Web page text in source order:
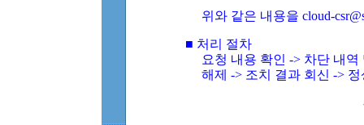
위와 같은 내용을 cloud-
■ 처리 절차
요청 내용 확인 -> 차단 내
해제 -> 조치 결과 회신 ->